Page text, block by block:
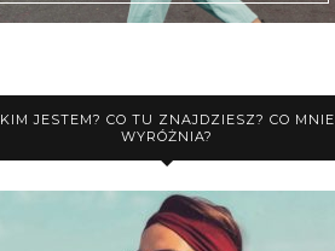
KIM JESTEM? CO TU ZNAJDZIESZ? CO MNIE
WYRÓŻNIA?